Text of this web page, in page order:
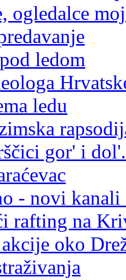
ogledalce
ledom
ledu
gor' i
- novi
rafting na
oko